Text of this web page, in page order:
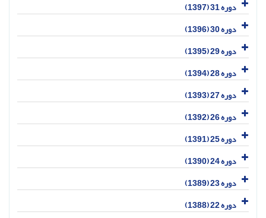
دوره 31 (1397)
دوره 30 (1396)
دوره 29 (1395)
دوره 28 (1394)
دوره 27 (1393)
دوره 26 (1392)
دوره 25 (1391)
دوره 24 (1390)
دوره 23 (1389)
دوره 22 (1388)